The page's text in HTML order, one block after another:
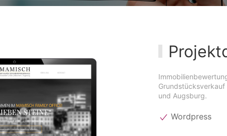
Grundstücksverkauf
und Augsburg.
Wordpress